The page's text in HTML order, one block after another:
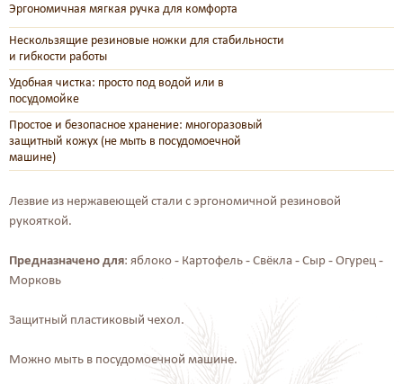
Эргономичная мягкая ручка для комфорта
Нескользящие резиновые ножки для стабильности
и гибкости работы
Удобная чистка: просто под водой или в
посудомойке
Простое и безопасное хранение: многоразовый
защитный кожух (не мыть в посудомоечной
машине)
Лезвие из нержавеющей стали с эргономичной резиновой
рукояткой.
Предназначено для: яблоко - Картофель - Свёкла - Сыр - Огурец -
Морковь
Защитный пластиковый чехол.
Можно мыть в посудомоечной машине.